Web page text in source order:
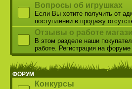
Вопросы об игрушках
Если Вы хотите получить от
поступлении в продажу
Отзывы о работе
В этом разделе наши
работе. Регистрация на форуме
ФОРУМ
Конкурсы